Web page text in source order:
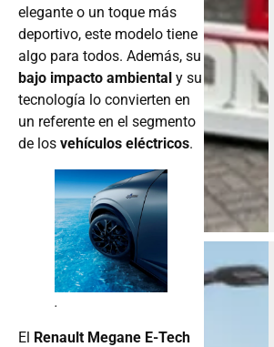
elegante o un toque más
deportivo, este modelo tiene
algo para todos. Además, su
bajo impacto ambiental y su
tecnología lo convierten en
un referente en el segmento
de los vehículos eléctricos.
.
El Renault Megane E-Tech